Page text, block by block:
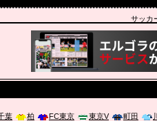
サッカ
葉 柏 FC東京 東京V 町田